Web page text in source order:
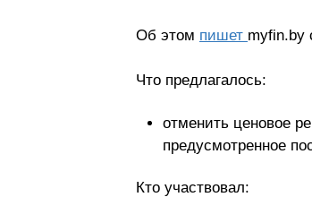
Об этом пишет myfin.by
Что предлагалось:
отменить ценовое
предусмотренное
Кто участвовал: